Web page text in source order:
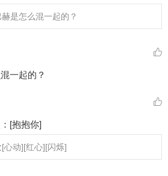
是怎么混一起的？
一起的？
： [抱抱你]
[心动][红心][闪烁]